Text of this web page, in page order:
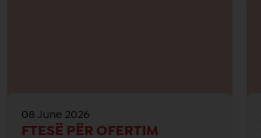
08 June 2026
FTESË PËR OFERTIM